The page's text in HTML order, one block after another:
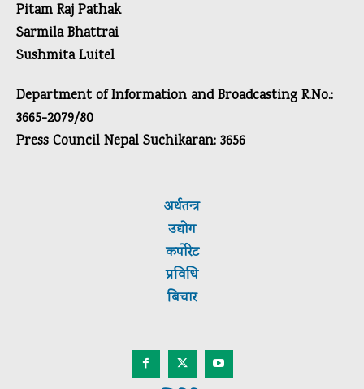
Pitam Raj Pathak
Sarmila Bhattrai
Sushmita Luitel
Department of Information and Broadcasting R.No.:
3665-2079/80
Press Council Nepal Suchikaran: 3656
अर्थतन्त्र
उद्योग
कर्पाेरेट
प्रविधि
बिचार